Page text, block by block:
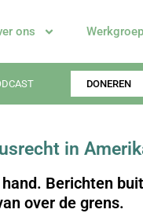
ons
DONEREN
in
Berichten
over de grens.